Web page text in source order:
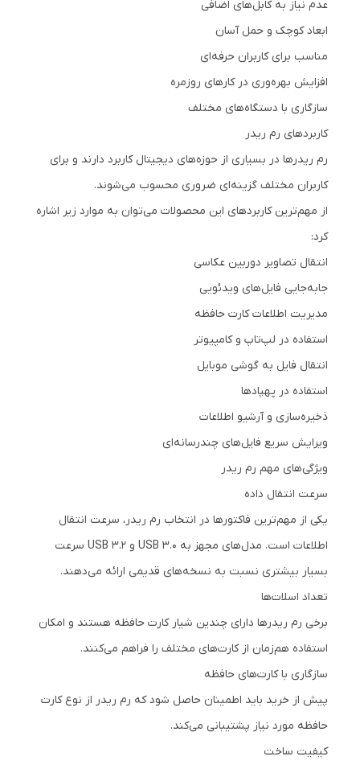
عدم نیاز به کابل‌های اضافی
ابعاد کوچک و حمل آسان
مناسب برای کاربران حرفه‌ای
افزایش بهره‌وری در کارهای روزمره
سازگاری با دستگاه‌های مختلف
کاربردهای رم ریدر
رم ریدرها در بسیاری از حوزه‌های دیجیتال کاربرد دارند و برای
کاربران مختلف گزینه‌ای ضروری محسوب می‌شوند.
از مهم‌ترین کاربردهای این محصولات می‌توان به موارد زیر اشاره
کرد:
انتقال تصاویر دوربین عکاسی
جابه‌جایی فایل‌های ویدئویی
مدیریت اطلاعات کارت حافظه
استفاده در لپ‌تاپ و کامپیوتر
انتقال فایل به گوشی موبایل
استفاده در پهپادها
ذخیره‌سازی و آرشیو اطلاعات
ویرایش سریع فایل‌های چندرسانه‌ای
ویژگی‌های مهم رم ریدر
سرعت انتقال داده
یکی از مهم‌ترین فاکتورها در انتخاب رم ریدر، سرعت انتقال
اطلاعات است. مدل‌های مجهز به USB 3.0 و USB 3.2 سرعت
بسیار بیشتری نسبت به نسخه‌های قدیمی ارائه می‌دهند.
تعداد اسلات‌ها
برخی رم ریدرها دارای چندین شیار کارت حافظه هستند و امکان
استفاده هم‌زمان از کارت‌های مختلف را فراهم می‌کنند.
سازگاری با کارت‌های حافظه
پیش از خرید باید اطمینان حاصل شود که رم ریدر از نوع کارت
حافظه مورد نیاز پشتیبانی می‌کند.
کیفیت ساخت